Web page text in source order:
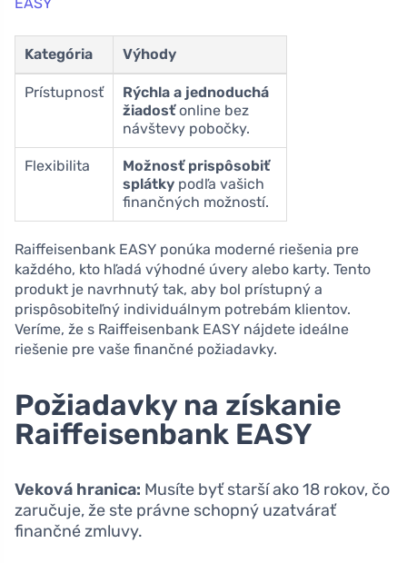
Kategória Výhody
Prístupnosť
Rýchla a jednoduchá
žiadosťonline bez
návštevy pobočky.
Flexibilita
Možnosť prispôsobiť
splátky podľa vašich
finančných možností.
Raiffeisenbank EASY ponúka moderné riešenia pre
každého, kto hľadá výhodné úvery alebo karty. Tento
produkt je navrhnutý tak, aby bol prístupný a
prispôsobiteľný individuálnym potrebám klientov.
Veríme, že s Raiffeisenbank EASY nájdete ideálne
riešenie pre vaše finančné požiadavky.
Požiadavky na získanie
Raiffeisenbank EASY
Veková hranica: Musíte byť starší ako 18 rokov, čo
zaručuje, že ste právne schopný uzatvárať
finančné zmluvy.